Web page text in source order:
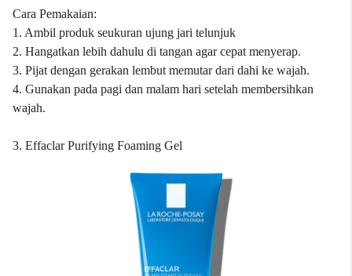
Cara Pemakaian:
1. Ambil produk seukuran ujung jari telunjuk
2. Hangatkan lebih dahulu di tangan agar cepat menyerap.
3. Pijat dengan gerakan lembut memutar dari dahi ke wajah.
4. Gunakan pada pagi dan malam hari setelah membersihkan
wajah.
3. Effaclar Purifying Foaming Gel